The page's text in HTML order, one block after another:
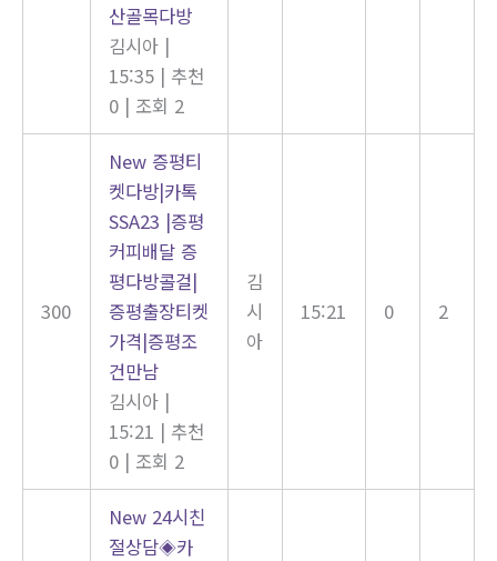
산골목다방
김시아 |
15:35 | 추천
0 | 조회 2
300
New 증평티
켓다방|카톡
SSA23 |증평
커피배달 증
평다방콜걸|
증평출장티켓
가격|증평조
건만남
김시아 |
15:21 | 추천
0 | 조회 2
김
시
아
15:21 0 2
New 24시친
절상담◈카